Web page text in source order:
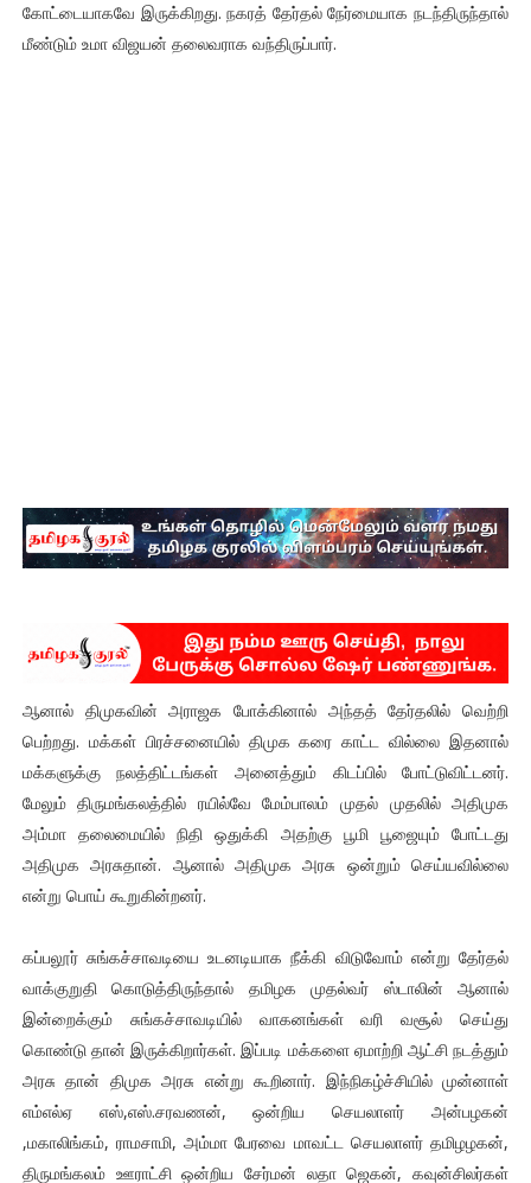
கோட்டையாகவே இருக்கிறது. நகரத் தேர்தல் நேர்மையாக நடந்திருந்தால்
மீண்டும் உமா விஜயன் தலைவராக வந்திருப்பார்.
ஆனால் திமுகவின் அராஜக போக்கினால் அந்தத் தேர்தலில் வெற்றி
பெற்றது. மக்கள் பிரச்சனையில் திமுக கரை காட்ட வில்லை இதனால்
மக்களுக்கு நலத்திட்டங்கள் அனைத்தும் கிடப்பில் போட்டுவிட்டனர்.
மேலும் திருமங்கலத்தில் ரயில்வே மேம்பாலம் முதல் முதலில் அதிமுக
அம்மா தலைமையில் நிதி ஒதுக்கி அதற்கு பூமி பூஜையும் போட்டது
அதிமுக அரசுதான். ஆனால் அதிமுக அரசு ஒன்றும் செய்யவில்லை
என்று பொய் கூறுகின்றனர்.
கப்பலூர் சுங்கச்சாவடியை உடனடியாக நீக்கி விடுவோம் என்று தேர்தல்
வாக்குறுதி கொடுத்திருந்தால் தமிழக முதல்வர் ஸ்டாலின் ஆனால்
இன்றைக்கும் சுங்கச்சாவடியில் வாகனங்கள் வரி வசூல் செய்து
கொண்டு தான் இருக்கிறார்கள். இப்படி மக்களை ஏமாற்றி ஆட்சி நடத்தும்
அரசு தான் திமுக அரசு என்று கூறினார். இந்நிகழ்ச்சியில் முன்னாள்
எம்எல்ஏ எஸ்,எஸ்.சரவணன், ஒன்றிய செயலாளர் அன்பழகன்
,மகாலிங்கம், ராமசாமி, அம்மா பேரவை மாவட்ட செயலாளர் தமிழழகன்,
திருமங்கலம் ஊராட்சி ஒன்றிய சேர்மன் லதா ஜெகன், கவுன்சிலர்கள்